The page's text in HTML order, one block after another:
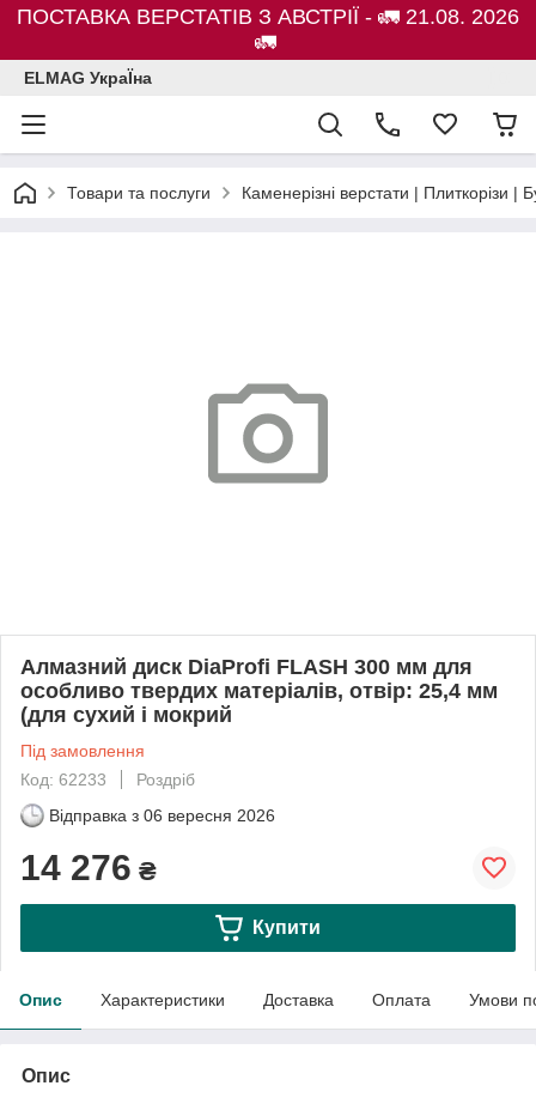
ПОСТАВКА ВЕРСТАТІВ З АВСТРІЇ - 🚛 21.08. 2026
🚛
ELMAG УкраЇна
Товари та послуги Каменерізні верстати | Плиткорізи |
Алмазний диск DiaProfi FLASH 300 мм для
особливо твердих матеріалів, отвір: 25,4 мм
(для сухий і мокрий
Під замовлення
Код: 62233
Роздріб
Відправка з 06 вересня 2026
14 276 ₴
Купити
Опис Характеристики Доставка Оплата Умови
Опис